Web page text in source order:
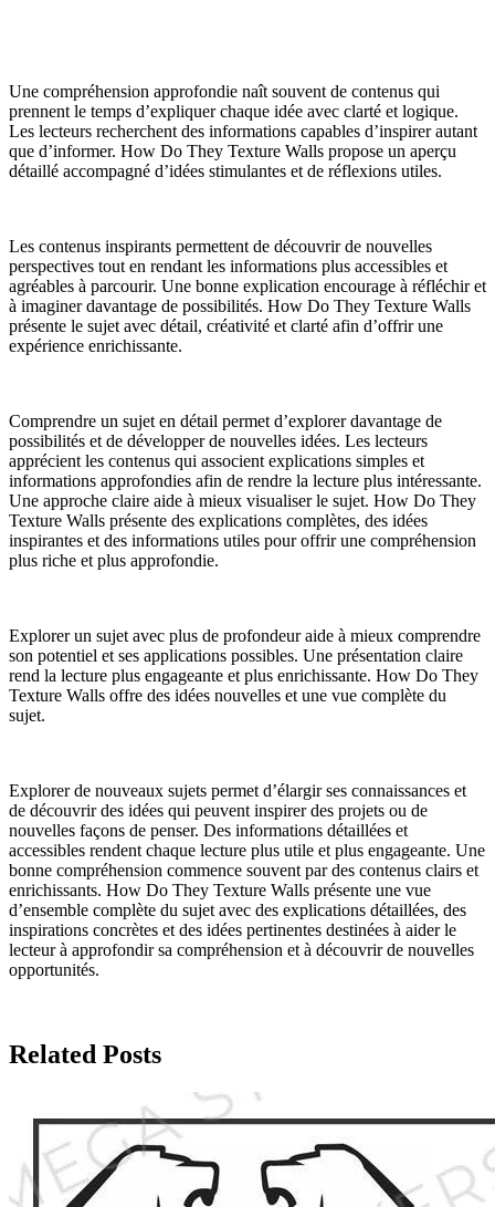
Une compréhension approfondie naît souvent de contenus qui
prennent le temps d’expliquer chaque idée avec clarté et logique.
Les lecteurs recherchent des informations capables d’inspirer autant
que d’informer. How Do They Texture Walls propose un aperçu
détaillé accompagné d’idées stimulantes et de réflexions utiles.
Les contenus inspirants permettent de découvrir de nouvelles
perspectives tout en rendant les informations plus accessibles et
agréables à parcourir. Une bonne explication encourage à réfléchir et
à imaginer davantage de possibilités. How Do They Texture Walls
présente le sujet avec détail, créativité et clarté afin d’offrir une
expérience enrichissante.
Comprendre un sujet en détail permet d’explorer davantage de
possibilités et de développer de nouvelles idées. Les lecteurs
apprécient les contenus qui associent explications simples et
informations approfondies afin de rendre la lecture plus intéressante.
Une approche claire aide à mieux visualiser le sujet. How Do They
Texture Walls présente des explications complètes, des idées
inspirantes et des informations utiles pour offrir une compréhension
plus riche et plus approfondie.
Explorer un sujet avec plus de profondeur aide à mieux comprendre
son potentiel et ses applications possibles. Une présentation claire
rend la lecture plus engageante et plus enrichissante. How Do They
Texture Walls offre des idées nouvelles et une vue complète du
sujet.
Explorer de nouveaux sujets permet d’élargir ses connaissances et
de découvrir des idées qui peuvent inspirer des projets ou de
nouvelles façons de penser. Des informations détaillées et
accessibles rendent chaque lecture plus utile et plus engageante. Une
bonne compréhension commence souvent par des contenus clairs et
enrichissants. How Do They Texture Walls présente une vue
d’ensemble complète du sujet avec des explications détaillées, des
inspirations concrètes et des idées pertinentes destinées à aider le
lecteur à approfondir sa compréhension et à découvrir de nouvelles
opportunités.
Related Posts